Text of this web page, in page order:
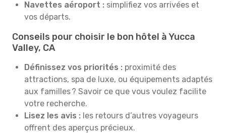
Navettes aéroport : simplifiez vos arrivées et
vos départs.
Conseils pour choisir le bon hôtel à Yucca
Valley, CA
Définissez vos priorités : proximité des
attractions, spa de luxe, ou équipements adaptés
aux familles ? Savoir ce que vous voulez facilite
votre recherche.
Lisez les avis : les retours d’autres voyageurs
offrent des aperçus précieux.